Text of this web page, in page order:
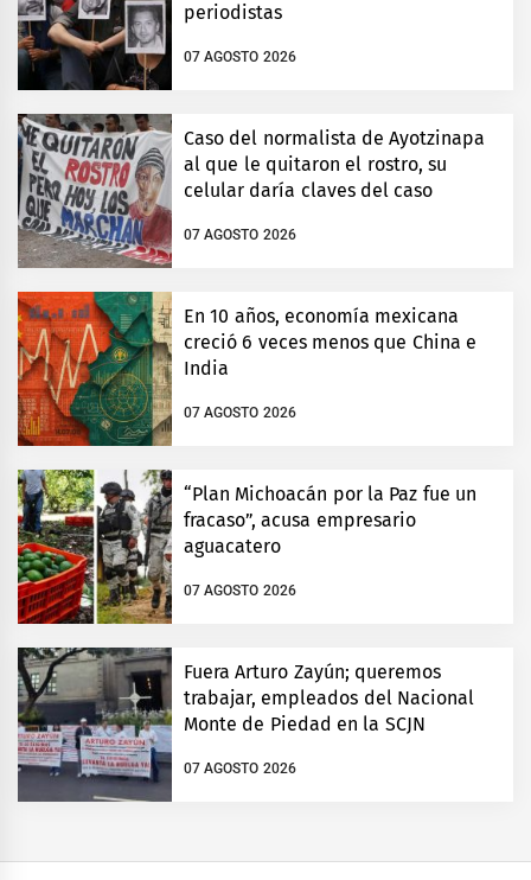
periodistas
07 AGOSTO 2026
Caso del normalista de Ayotzinapa
al que le quitaron el rostro, su
celular daría claves del caso
07 AGOSTO 2026
En 10 años, economía mexicana
creció 6 veces menos que China e
India
07 AGOSTO 2026
“Plan Michoacán por la Paz fue un
fracaso”, acusa empresario
aguacatero
07 AGOSTO 2026
Fuera Arturo Zayún; queremos
trabajar, empleados del Nacional
Monte de Piedad en la SCJN
07 AGOSTO 2026